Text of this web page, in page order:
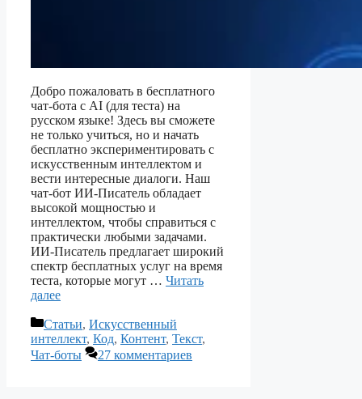
Добро пожаловать в бесплатного
чат-бота с AI (для теста) на
русском языке! Здесь вы сможете
не только учиться, но и начать
бесплатно экспериментировать с
искусственным интеллектом и
вести интересные диалоги. Наш
чат-бот ИИ-Писатель обладает
высокой мощностью и
интеллектом, чтобы справиться с
практически любыми задачами.
ИИ-Писатель предлагает широкий
спектр бесплатных услуг на время
теста, которые могут … Читать
далее
Рубрики
Статьи, Искусственный
интеллект, Код, Контент, Текст,
Чат-боты
27 комментариев